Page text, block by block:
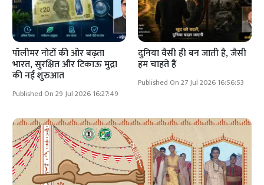
पॉलीमर नोटों की ओर बढ़ता
भारत, सुरक्षित और टिकाऊ मुद्रा
की नई शुरुआत
Published On 29 Jul 2026 16:27:49
दुनिया वैसी ही बन जाती है, जैसी
हम चाहते हैं
Published On 27 Jul 2026 16:56:53